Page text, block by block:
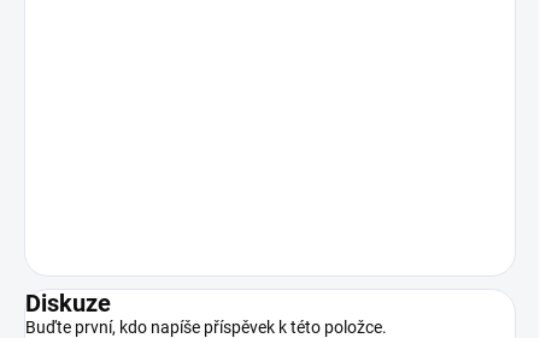
Diskuze
Buďte první, kdo napíše příspěvek k této položce.